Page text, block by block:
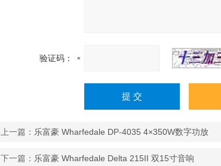
验证码：
上一篇： 乐富豪 Wharfedale DP-4035 4×350W数字功放
下一篇： 乐富豪 Wharfedale Delta 215II 双15寸音响